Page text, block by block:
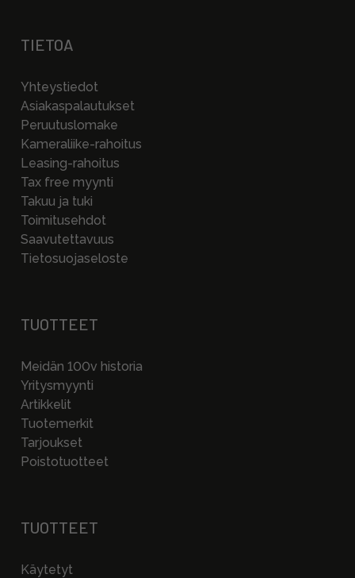
TIETOA
Yhteystiedot
Asiakaspalautukset
Peruutuslomake
Kameraliike-rahoitus
Leasing-rahoitus
Tax free myynti
Takuu ja tuki
Toimitusehdot
Saavutettavuus
Tietosuojaseloste
TUOTTEET
Meidän 100v historia
Yritysmyynti
Artikkelit
Tuotemerkit
Tarjoukset
Poistotuotteet
TUOTTEET
Käytetyt